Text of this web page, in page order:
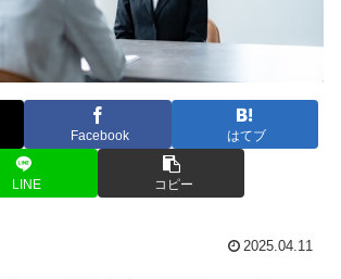
Facebook はてブ
LINE コピー
2025.04.11